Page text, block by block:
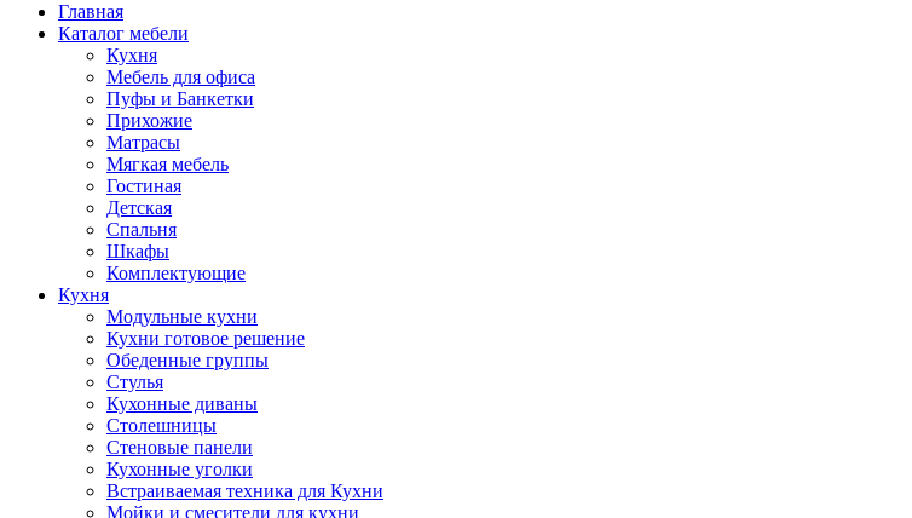
Главная
Каталог мебели
Кухня
Мебель для офиса
Пуфы и Банкетки
Прихожие
Матрасы
Мягкая мебель
Гостиная
Детская
Спальня
Шкафы
Комплектующие
Кухня
Модульные кухни
Кухни готовое решение
Обеденные группы
Стулья
Кухонные диваны
Столешницы
Стеновые панели
Кухонные уголки
Встраиваемая техника для Кухни
Мойки и смесители для кухни